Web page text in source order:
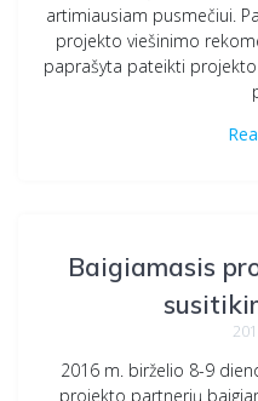
artimiausiam pusmečiui.
projekto viešinimo
paprašyta pateikti
Baigiamasis
2016 m. birželio 8-9
projekto partnerių